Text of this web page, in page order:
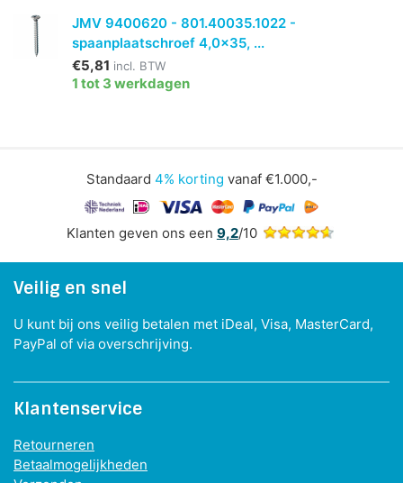
JMV 9400620 - 801.40035.1022 -
spaanplaatschroef 4,0x35, ...
€5,81 incl. BTW
1 tot 3 werkdagen
Standaard 4% korting vanaf €1.000,-
Klanten geven ons een 9,2/10
Veilig en snel
U kunt bij ons veilig betalen met iDeal, Visa, MasterCard,
PayPal of via overschrijving.
Klantenservice
Retourneren
Betaalmogelijkheden